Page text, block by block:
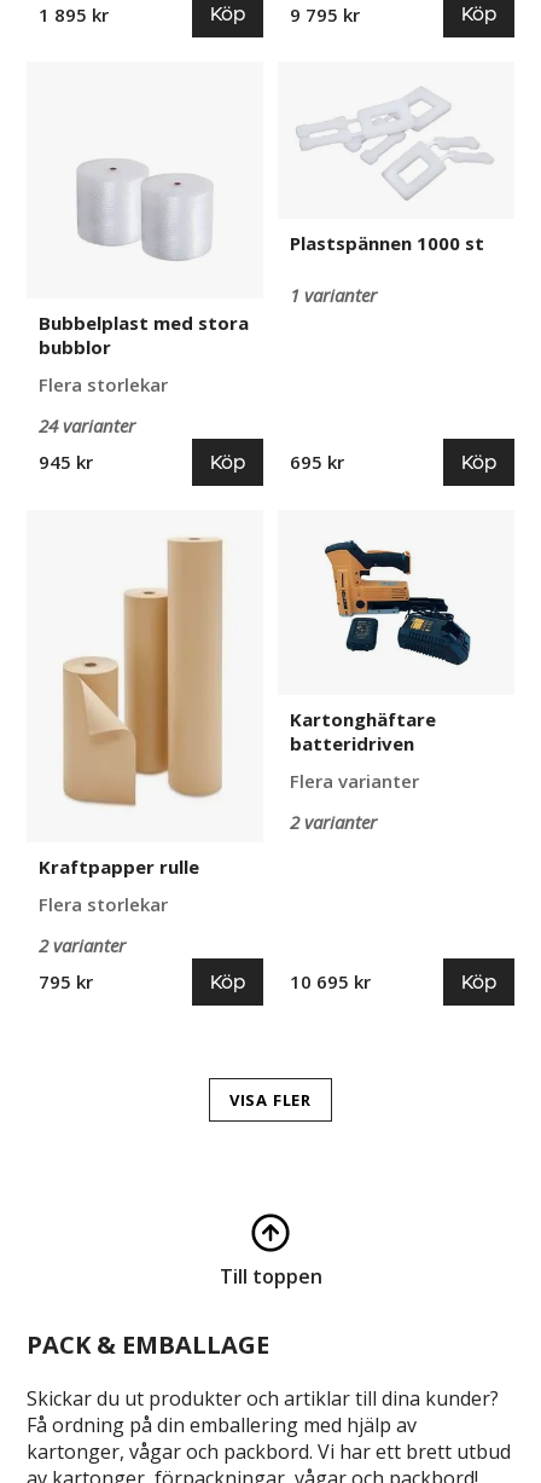
1 895 kr Köp
9 795 kr
Köp
bubblor
Bubbelplast med stora
bubblor
Flera storlekar
24 varianter
945 kr
Köp
Plastspännen 1000 st
1 varianter
695 kr Köp
Kraftpapper rulle
Flera storlekar
2 varianter
795 kr
Köp
batteridriven
Kartonghäftare
batteridriven
Flera varianter
2 varianter
10 695 kr Köp
VISA FLER
Till toppen
PACK & EMBALLAGE
Skickar du ut produkter och artiklar till dina kunder?
Få ordning på din emballering med hjälp av
kartonger, vågar och packbord. Vi har ett brett utbud
av kartonger, förpackningar, vågar och packbord!